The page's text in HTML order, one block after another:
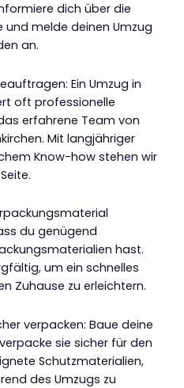
dich über die
melde deinen Umzug
an.
Ein Umzug in
oft professionelle
erfahrene Team von
Mit langjähriger
Know-how stehen wir
du genügend
hast.
um ein schnelles
Zuhause zu erleichtern.
verpacken: Baue deine
sie sicher für den
Schutzmaterialien,
des Umzugs zu